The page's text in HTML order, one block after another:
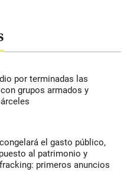
por terminadas las
grupos armados y
el gasto público,
al patrimonio y
primeros anuncios